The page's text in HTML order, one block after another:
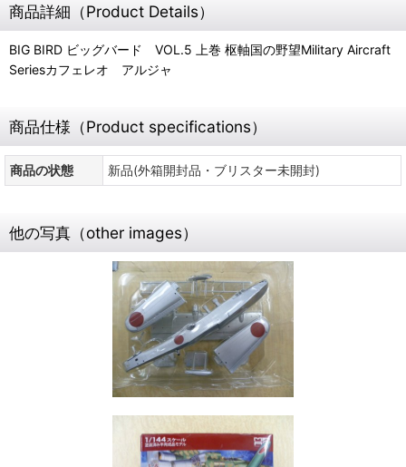
商品詳細（Product Details）
BIG BIRD ビッグバード VOL.5 上巻 枢軸国の野望Military Aircraft
Seriesカフェレオ アルジャ
商品仕様（Product specifications）
商品の状態 新品(外箱開封品・ブリスター未開封)
他の写真（other images）